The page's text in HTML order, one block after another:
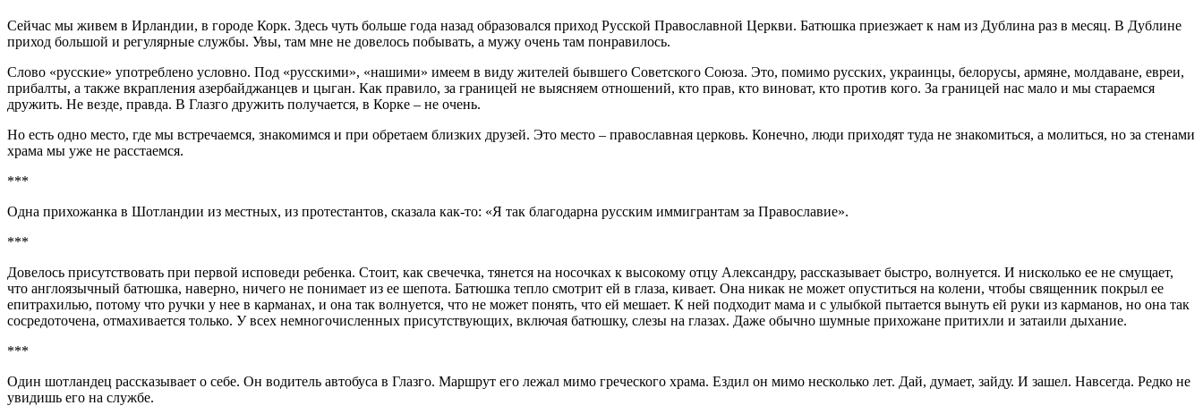
Сейчас мы живем в Ирландии, в городе Корк. Здесь чуть больше года назад образовался приход Русской Православной Церкви. Батюшка приезжает к нам из Дублина раз в месяц. В Дублине
приход большой и регулярные службы. Увы, там мне не довелось побывать, а мужу очень там понравилось.
Слово «русские» употреблено условно. Под «русскими», «нашими» имеем в виду жителей бывшего Советского Союза. Это, помимо русских, украинцы, белорусы, армяне, молдаване, евреи,
прибалты, а также вкрапления азербайджанцев и цыган. Как правило, за границей не выясняем отношений, кто прав, кто виноват, кто против кого. За границей нас мало и мы стараемся
дружить. Не везде, правда. В Глазго дружить получается, в Корке – не очень.
Но есть одно место, где мы встречаемся, знакомимся и при обретаем близких друзей. Это место – православная церковь. Конечно, люди приходят туда не знакомиться, а молиться, но за стенами
храма мы уже не расстаемся.
***
Одна прихожанка в Шотландии из местных, из протестантов, сказала как-то: «Я так благодарна русским иммигрантам за Православие».
***
Довелось присутствовать при первой исповеди ребенка. Стоит, как свечечка, тянется на носочках к высокому отцу Александру, рассказывает быстро, волнуется. И нисколько ее не смущает,
что англоязычный батюшка, наверно, ничего не понимает из ее шепота. Батюшка тепло смотрит ей в глаза, кивает. Она никак не может опуститься на колени, чтобы священник покрыл ее
епитрахилью, потому что ручки у нее в карманах, и она так волнуется, что не может понять, что ей мешает. К ней подходит мама и с улыбкой пытается вынуть ей руки из карманов, но она так
сосредоточена, отмахивается только. У всех немногочисленных присутствующих, включая батюшку, слезы на глазах. Даже обычно шумные прихожане притихли и затаили дыхание.
***
Один шотландец рассказывает о себе. Он водитель автобуса в Глазго. Маршрут его лежал мимо греческого храма. Ездил он мимо несколько лет. Дай, думает, зайду. И зашел. Навсегда. Редко не
увидишь его на службе.